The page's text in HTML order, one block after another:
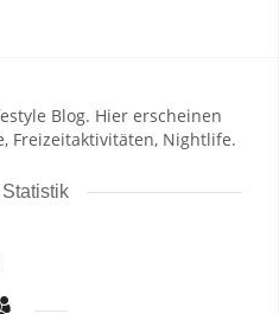
Blog. Hier erscheinen
Freizeitaktivitäten, Nightlife.